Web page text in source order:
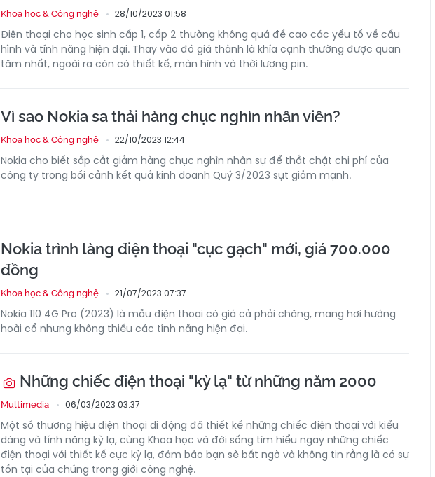
Khoa học & Công nghệ 28/10/2023 01:58
Điện thoại cho học sinh cấp 1, cấp 2 thường không quá đề cao các yếu tố về cấu
hình và tính năng hiện đại. Thay vào đó giá thành là khía cạnh thường được quan
tâm nhất, ngoài ra còn có thiết kế, màn hình và thời lượng pin.
Vì sao Nokia sa thải hàng chục nghìn nhân viên?
Khoa học & Công nghệ 22/10/2023 12:44
Nokia cho biết sắp cắt giảm hàng chục nghìn nhân sự để thắt chặt chi phí của
công ty trong bối cảnh kết quả kinh doanh Quý 3/2023 sụt giảm mạnh.
Nokia trình làng điện thoại "cục gạch" mới, giá 700.000
đồng
Khoa học & Công nghệ 21/07/2023 07:37
Nokia 110 4G Pro (2023) là mẫu điện thoại có giá cả phải chăng, mang hơi hướng
hoài cổ nhưng không thiếu các tính năng hiện đại.
Những chiếc điện thoại "kỳ lạ" từ những năm 2000
Multimedia 06/03/2023 03:37
Một số thương hiệu điện thoại di động đã thiết kế những chiếc điện thoại với kiểu
dáng và tính năng kỳ lạ, cùng Khoa học và đời sống tìm hiểu ngay những chiếc
điện thoại với thiết kế cực kỳ lạ, đảm bảo bạn sẽ bất ngờ và không tin rằng là có sự
tồn tại của chúng trong giới công nghệ.